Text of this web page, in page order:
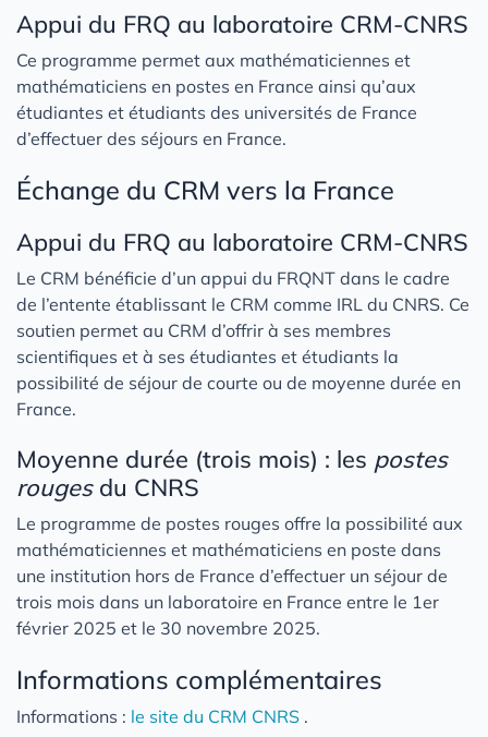
Appui du FRQ au laboratoire CRM-CNRS
Ce programme permet aux mathématiciennes et
mathématiciens en postes en France ainsi qu’aux
étudiantes et étudiants des universités de France
d’effectuer des séjours en France.
Échange du CRM vers la France
Appui du FRQ au laboratoire CRM-CNRS
Le CRM bénéficie d’un appui du FRQNT dans le cadre
de l’entente établissant le CRM comme IRL du CNRS. Ce
soutien permet au CRM d’offrir à ses membres
scientifiques et à ses étudiantes et étudiants la
possibilité de séjour de courte ou de moyenne durée en
France.
Moyenne durée (trois mois) : les postes
rougesdu CNRS
Le programme de postes rouges offre la possibilité aux
mathématiciennes et mathématiciens en poste dans
une institution hors de France d’effectuer un séjour de
trois mois dans un laboratoire en France entre le 1er
février 2025 et le 30 novembre 2025.
Informations complémentaires
Informations : le site du CRM CNRS .